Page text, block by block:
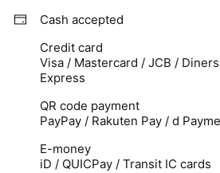
Cash accepted
Credit card
Visa / Mastercard / JCB /
Express
QR code payment
PayPay / Rakuten Pay / d
E-money
iD / QUICPay / Transit IC cards